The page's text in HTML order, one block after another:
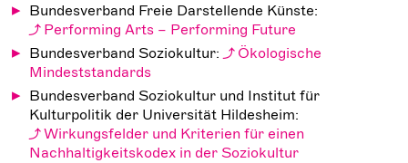
Bundesverband Freie Darstellende Künste:
Performing Arts – Performing Future
Bundesverband Soziokultur:
Ökologische
Mindeststandards
Bundesverband Soziokultur und Institut für
Kulturpolitik der Universität Hildesheim:
Wirkungsfelder und Kriterien für einen
Nachhaltigkeitskodex in der Soziokultur